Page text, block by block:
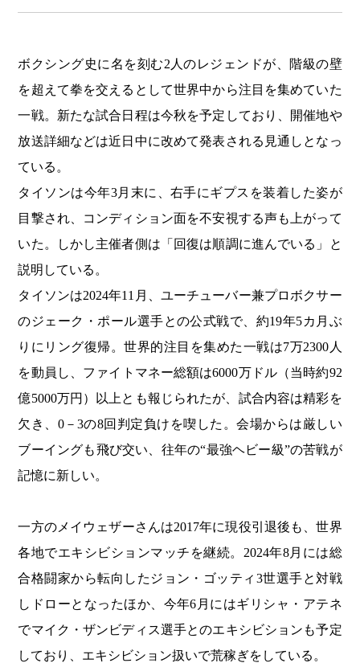
ボクシング史に名を刻む2人のレジェンドが、階級の壁
を超えて拳を交えるとして世界中から注目を集めていた
一戦。新たな試合日程は今秋を予定しており、開催地や
放送詳細などは近日中に改めて発表される見通しとなっ
ている。
タイソンは今年3月末に、右手にギプスを装着した姿が
目撃され、コンディション面を不安視する声も上がって
いた。しかし主催者側は「回復は順調に進んでいる」と
説明している。
タイソンは2024年11月、ユーチューバー兼プロボクサー
のジェーク・ポール選手との公式戦で、約19年5カ月ぶ
りにリング復帰。世界的注目を集めた一戦は7万2300人
を動員し、ファイトマネー総額は6000万ドル（当時約92
億5000万円）以上とも報じられたが、試合内容は精彩を
欠き、0－3の8回判定負けを喫した。会場からは厳しい
ブーイングも飛び交い、往年の“最強ヘビー級”の苦戦が
記憶に新しい。
一方のメイウェザーさんは2017年に現役引退後も、世界
各地でエキシビションマッチを継続。2024年8月には総
合格闘家から転向したジョン・ゴッティ3世選手と対戦
しドローとなったほか、今年6月にはギリシャ・アテネ
でマイク・ザンビディス選手とのエキシビションも予定
しており、エキシビション扱いで荒稼ぎをしている。